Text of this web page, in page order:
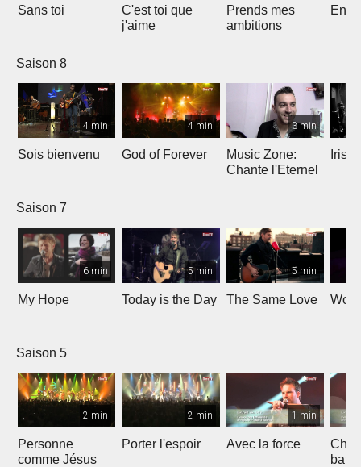
Sans toi
C'est toi que
j'aime
Prends mes
ambitions
Saison 8
4 min
Sois bienvenu
4 min
God of Forever
3 min
Music Zone:
Chante l'Eternel
Irish
Saison 7
6 min
My Hope
5 min
Today is the Day
5 min
The Same Love
Saison 5
2 min
Personne
comme Jésus
2 min
Porter l'espoir
1 min
Avec la force